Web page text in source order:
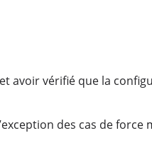
avoir vérifié que la
des cas de force